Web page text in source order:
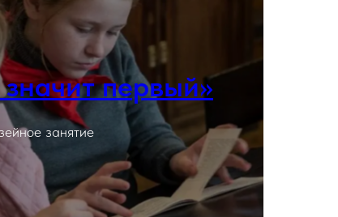
значит первый»
занятие
Подробнее